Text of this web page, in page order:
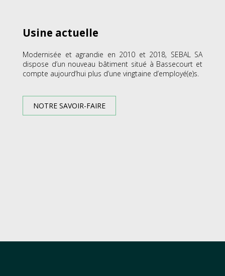
Usine actuelle
Modernisée et agrandie en 2010 et 2018, SEBAL SA
dispose d’un nouveau bâtiment situé à Bassecourt et
compte aujourd’hui plus d’une vingtaine d’employé(e)s.
NOTRE SAVOIR-FAIRE